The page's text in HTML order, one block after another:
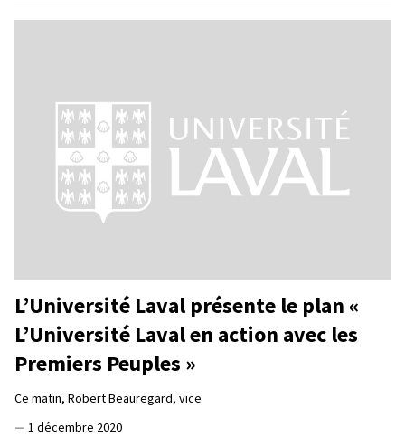
L’Université Laval présente le plan «
L’Université Laval en action avec les
Premiers Peuples »
Ce matin, Robert Beauregard, vice
— 1 décembre 2020